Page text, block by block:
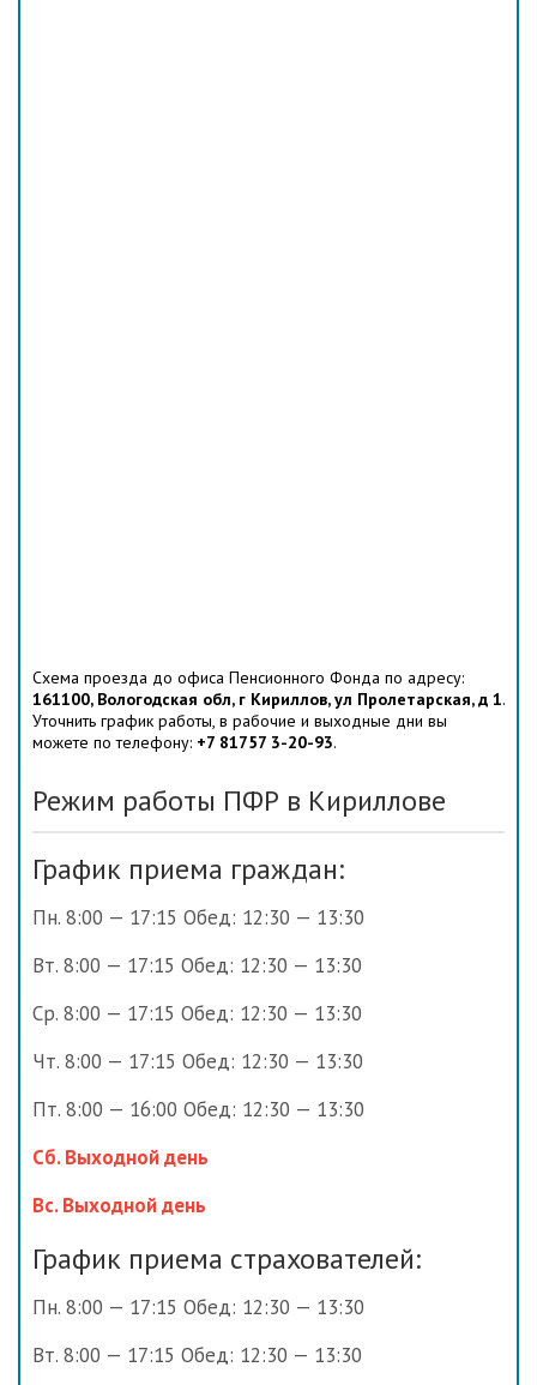
Схема проезда до офиса Пенсионного Фонда по адресу:
161100, Вологодская обл, г Кириллов, ул Пролетарская, д 1.
Уточнить график работы, в рабочие и выходные дни вы
можете по телефону: +7 81757 3-20-93.
Режим работы ПФР в Кириллове
График приема граждан:
Пн. 8:00 — 17:15 Обед: 12:30 — 13:30
Вт. 8:00 — 17:15 Обед: 12:30 — 13:30
Ср. 8:00 — 17:15 Обед: 12:30 — 13:30
Чт. 8:00 — 17:15 Обед: 12:30 — 13:30
Пт. 8:00 — 16:00 Обед: 12:30 — 13:30
Сб. Выходной день
Вс. Выходной день
График приема страхователей:
Пн. 8:00 — 17:15 Обед: 12:30 — 13:30
Вт. 8:00 — 17:15 Обед: 12:30 — 13:30